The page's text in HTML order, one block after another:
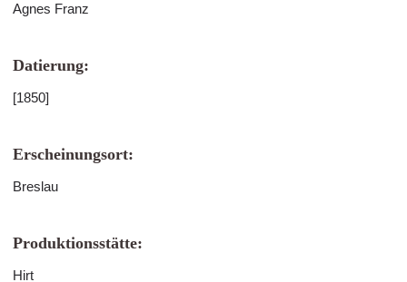
Agnes Franz
Datierung:
[1850]
Erscheinungsort:
Breslau
Produktionsstätte:
Hirt